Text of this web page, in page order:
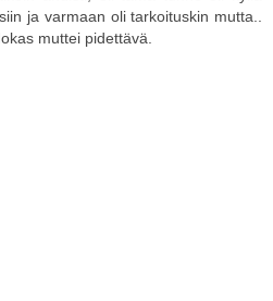
ja varmaan oli tarkoituskin mutta..
muttei pidettävä.